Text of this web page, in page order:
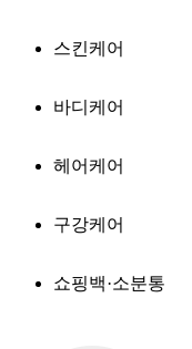
스킨케어
바디케어
헤어케어
구강케어
쇼핑백·소분통